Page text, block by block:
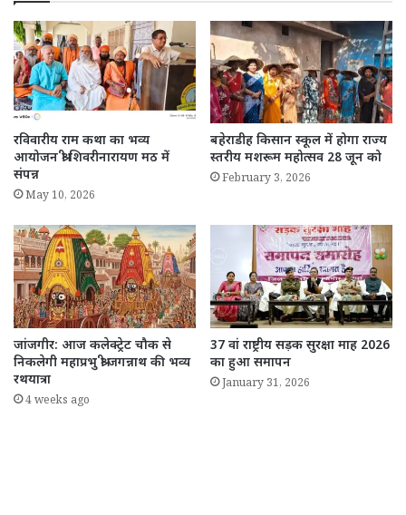
रविवारीय राम कथा का भव्य
आयोजन श्री शिवरीनारायण मठ में
संपन्न
May 10, 2026
बहेराडीह किसान स्कूल में होगा राज्य
स्तरीय मशरूम महोत्सव 28 जून को
February 3, 2026
जांजगीर: आज कलेक्ट्रेट चौक से
निकलेगी महाप्रभु श्री जगन्नाथ की भव्य
रथयात्रा
4 weeks ago
37 वां राष्ट्रीय सड़क सुरक्षा माह 2026
का हुआ समापन
January 31, 2026